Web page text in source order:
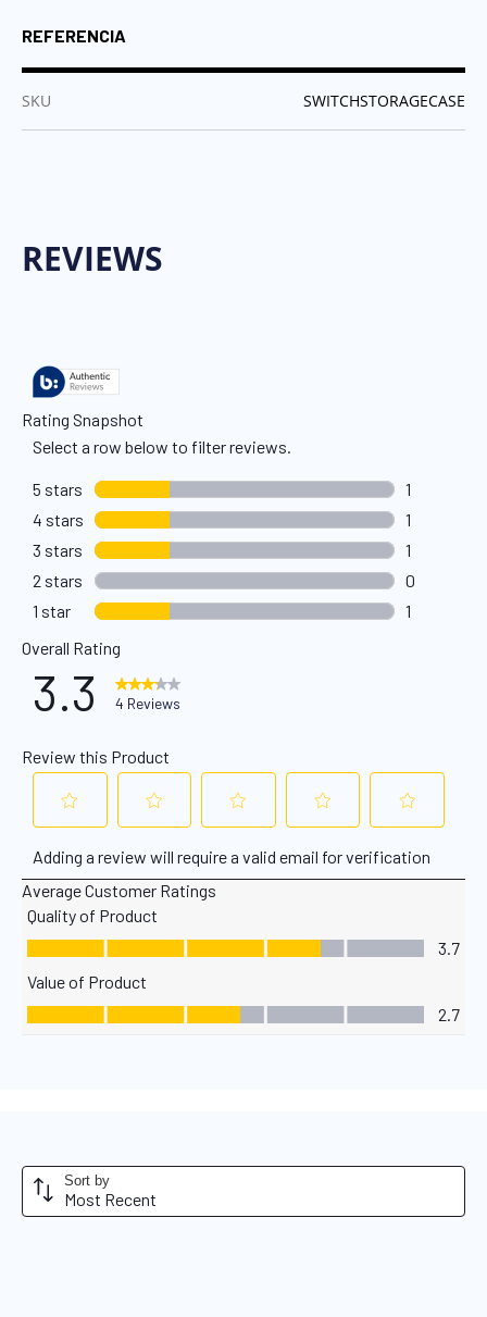
REFERENCIA
SKU :SWITCHSTORAGECASE